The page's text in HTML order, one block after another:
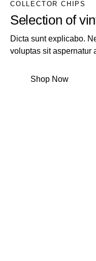
COLLECTOR CHIPS
Selection of
Dicta sunt explicabo.
voluptas sit aspernatur
Shop Now